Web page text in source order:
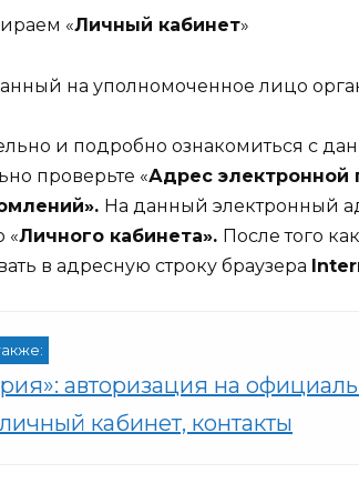
«Личный кабинет»
на уполномоченное лицо
и подробно ознакомиться с
проверьте «Адрес электронной
На данный электронный
«Личного кабинета». После того
в адресную строку браузера
авторизация на
кабинет, контакты